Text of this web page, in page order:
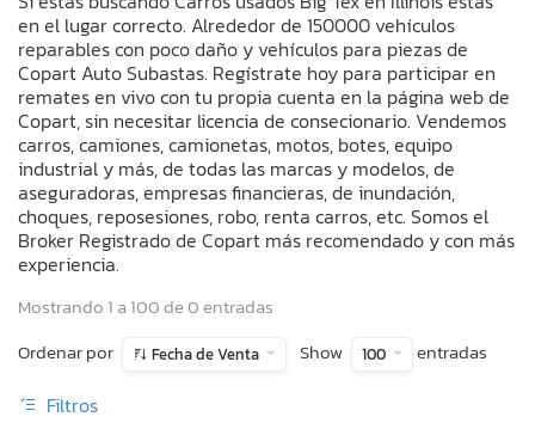
en el lugar correcto. Alrededor de 150000 vehículos
reparables con poco daño y vehículos para piezas de
Copart Auto Subastas. Regístrate hoy para participar en
remates en vivo con tu propia cuenta en la página web de
Copart, sin necesitar licencia de consecionario. Vendemos
carros, camiones, camionetas, motos, botes, equipo
industrial y más, de todas las marcas y modelos, de
aseguradoras, empresas financieras, de inundación,
choques, reposesiones, robo, renta carros, etc. Somos el
Broker Registrado de Copart más recomendado y con más
experiencia.
Mostrando 1 a 100 de 0 entradas
Ordenar por
Fecha de Venta Show 100 entradas
Filtros